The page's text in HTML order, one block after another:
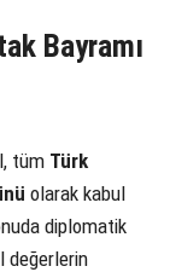
Bayramı
tüm Türk
olarak kabul
diplomatik
değerlerin